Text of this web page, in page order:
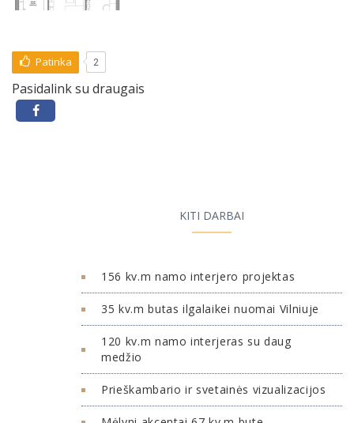
KITI DARBAI
156 kv.m namo interjero projektas
35 kv.m butas ilgalaikei nuomai Vilniuje
120 kv.m namo interjeras su daug
medžio
Prieškambario ir svetainės vizualizacijos
Patinka 2
Pasidalink su draugais